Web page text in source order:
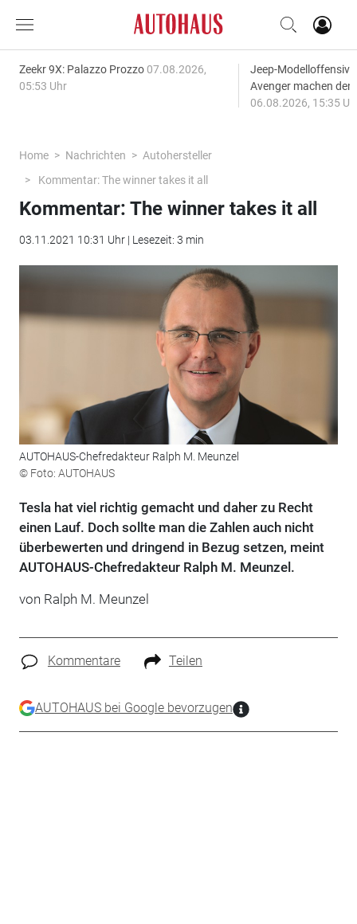
Zeekr 9X: Palazzo Prozzo 07.08.2026,
05:53 Uhr
Jeep-
Avenger machen
06.08.2026, 15:35
Home Nachrichten
Autohersteller
Kommentar: The winner takes it all
Kommentar: The winner takes it all
03.11.2021 10:31 Uhr | Lesezeit: 3 min
AUTOHAUS-Chefredakteur Ralph M. Meunzel
© Foto: AUTOHAUS
Tesla hat viel richtig gemacht und daher zu Recht
einen Lauf. Doch sollte man die Zahlen auch nicht
überbewerten und dringend in Bezug setzen, meint
AUTOHAUS-Chefredakteur Ralph M. Meunzel.
von Ralph M. Meunzel
Kommentare Teilen
AUTOHAUS bei Google bevorzugen